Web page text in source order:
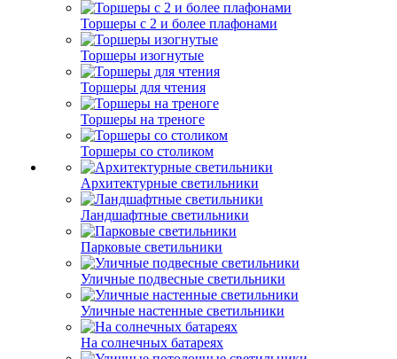
Торшеры с 2 и более плафонами
Торшеры изогнутые
Торшеры для чтения
Торшеры на треноге
Торшеры со столиком
Архитектурные светильники
Ландшафтные светильники
Парковые светильники
Уличные подвесные светильники
Уличные настенные светильники
На солнечных батареях